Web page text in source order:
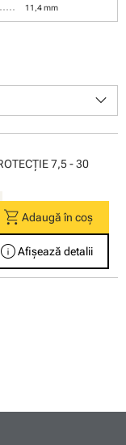
11,4 mm
keyboard_arrow_down
7,5 - 30
shopping_cartAdaugă în coș
infoAfișează detalii